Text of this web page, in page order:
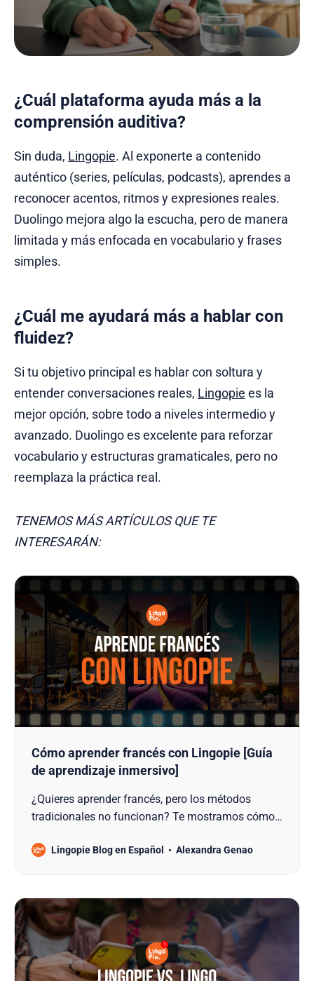
¿Cuál plataforma ayuda más a la
comprensión auditiva?
Sin duda, Lingopie. Al exponerte a contenido
auténtico (series, películas, podcasts), aprendes a
reconocer acentos, ritmos y expresiones reales.
Duolingo mejora algo la escucha, pero de manera
limitada y más enfocada en vocabulario y frases
simples.
¿Cuál me ayudará más a hablar con
fluidez?
Si tu objetivo principal es hablar con soltura y
entender conversaciones reales, Lingopie es la
mejor opción, sobre todo a niveles intermedio y
avanzado. Duolingo es excelente para reforzar
vocabulario y estructuras gramaticales, pero no
reemplaza la práctica real.
TENEMOS MÁS ARTÍCULOS QUE TE
INTERESARÁN:
Cómo aprender francés con Lingopie [Guía
de aprendizaje inmersivo]
¿Quieres aprender francés, pero los métodos
tradicionales no funcionan? Te mostramos cómo
fluidez de forma inmersiva.
Lingopie Blog en Español Alexandra Genao